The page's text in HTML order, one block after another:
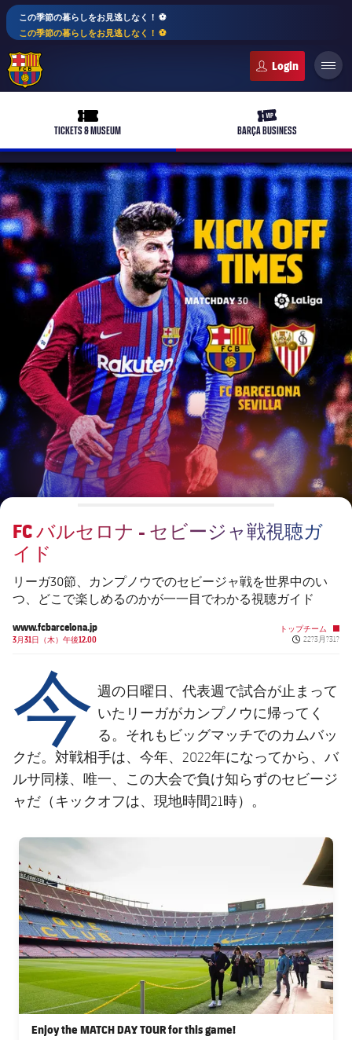
この季節の暮らしをお見逃しなく！ ⚽️
この季節の暮らしをお見逃しなく！ ⚽️
ticket-full
TICKETS & MUSEUM
ticket-vip
BARÇA BUSINESS
plusicon
label.aria.plus
バルサアカデミー
plusicon
label.aria.plus
10年毎
会長
レジェンド
監督
plusicon
label.aria.plus
プレスパス
Facilities
PLUSICON
LABEL.ARIA.PLUS
トップチーム
女子サッカー
plusicon
label.aria.plus
スケジュール
チケット
結果
順位表
バルサAtlètic
plusicon
label.aria.plus
スケジュール
チケット
結果
順位表
PLUSICON
LABEL.ARIA.PLUS
トップチーム
plusicon
label.aria.plus
スケジュール
チケット
結果
順位表
PLUSICON
LABEL.ARIA.PLUS
トップチーム
スケジュール
チケット
結果
トップチーム
plusicon
label.aria.plus
スケジュール
結果
順位表
PLUSICON
LABEL.ARIA.PLUS
plusicon
label.aria.plus
スケジュール
チケット
結果
FC バルセロナ - セビージャ戦視聴ガ
イド
リーガ30節、カンプノウでのセビージャ戦を世界中のい
つ、どこで楽しめるのかが一一目でわかる視聴ガイド
www.fcbarcelona.jp
3月31日（木）午後12.00
トップチーム
Published
22?3月?31?
今 週の日曜日、代表週で試合が止まって
いたリーガがカンプノウに帰ってく
る。それもビッグマッチでのカムバッ
クだ。対戦相手は、今年、2022年になってから、バ
ルサ同様、唯一、この大会で負け知らずのセビージ
ャだ（キックオフは、現地時間21時）。
FC Barcelona club badge
Enjoy the MATCH DAY TOUR for this game!